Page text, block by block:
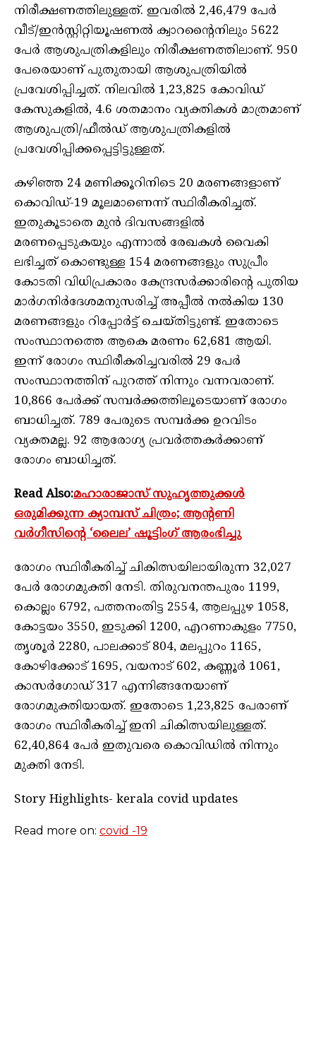
നിരീക്ഷണത്തിലുള്ളത്. ഇവരില്‍ 2,46,479 പേര്‍
വീട്/ഇന്‍സ്റ്റിറ്റിയൂഷണല്‍ ക്വാറന്റൈനിലും 5622
പേര്‍ ആശുപത്രികളിലും നിരീക്ഷണത്തിലാണ്. 950
പേരെയാണ് പുതുതായി ആശുപത്രിയില്‍
പ്രവേശിപ്പിച്ചത്. നിലവില്‍ 1,23,825 കോവിഡ്
കേസുകളില്‍, 4.6 ശതമാനം വ്യക്തികള്‍ മാത്രമാണ്
ആശുപത്രി/ഫീല്‍ഡ് ആശുപത്രികളില്‍
പ്രവേശിപ്പിക്കപ്പെട്ടിട്ടുള്ളത്.
കഴിഞ്ഞ 24 മണിക്കൂറിനിടെ 20 മരണങ്ങളാണ്
കൊവിഡ്-19 മൂലമാണെന്ന് സ്ഥിരീകരിച്ചത്.
ഇതുകൂടാതെ മുന്‍ ദിവസങ്ങളില്‍
മരണപ്പെടുകയും എന്നാല്‍ രേഖകള്‍ വൈകി
ലഭിച്ചത് കൊണ്ടുള്ള 154 മരണങ്ങളും സുപ്രീം
കോടതി വിധിപ്രകാരം കേന്ദ്രസര്‍ക്കാരിന്റെ പുതിയ
മാര്‍ഗനിര്‍ദേശമനുസരിച്ച് അപ്പീല്‍ നല്‍കിയ 130
മരണങ്ങളും റിപ്പോര്‍ട്ട് ചെയ്തിട്ടുണ്ട്. ഇതോടെ
സംസ്ഥാനത്തെ ആകെ മരണം 62,681 ആയി.
ഇന്ന് രോഗം സ്ഥിരീകരിച്ചവരില്‍ 29 പേര്‍
സംസ്ഥാനത്തിന് പുറത്ത് നിന്നും വന്നവരാണ്.
10,866 പേര്‍ക്ക് സമ്പര്‍ക്കത്തിലൂടെയാണ് രോഗം
ബാധിച്ചത്. 789 പേരുടെ സമ്പര്‍ക്ക ഉറവിടം
വ്യക്തമല്ല. 92 ആരോഗ്യ പ്രവര്‍ത്തകര്‍ക്കാണ്
രോഗം ബാധിച്ചത്.
Read Also:മഹാരാജാസ് സുഹൃത്തുക്കൾ
ഒരുമിക്കുന്ന ക്യാമ്പസ് ചിത്രം; ആന്റണി
വര്‍ഗീസിന്റെ ‘ലൈല’ ഷൂട്ടിംഗ് ആരംഭിച്ചു
രോഗം സ്ഥിരീകരിച്ച് ചികിത്സയിലായിരുന്ന 32,027
പേര്‍ രോഗമുക്തി നേടി. തിരുവനന്തപുരം 1199,
കൊല്ലം 6792, പത്തനംതിട്ട 2554, ആലപ്പുഴ 1058,
കോട്ടയം 3550, ഇടുക്കി 1200, എറണാകുളം 7750,
തൃശൂര്‍ 2280, പാലക്കാട് 804, മലപ്പുറം 1165,
കോഴിക്കോട് 1695, വയനാട് 602, കണ്ണൂര്‍ 1061,
കാസര്‍ഗോഡ് 317 എന്നിങ്ങനേയാണ്
രോഗമുക്തിയായത്. ഇതോടെ 1,23,825 പേരാണ്
രോഗം സ്ഥിരീകരിച്ച് ഇനി ചികിത്സയിലുള്ളത്.
62,40,864 പേര്‍ ഇതുവരെ കൊവിഡില്‍ നിന്നും
മുക്തി നേടി.
Story Highlights- kerala covid updates
Read more on: covid -19